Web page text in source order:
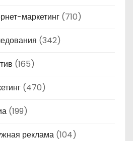
маркетинг (710)
(342)
(165)
(470)
(199)
реклама (104)